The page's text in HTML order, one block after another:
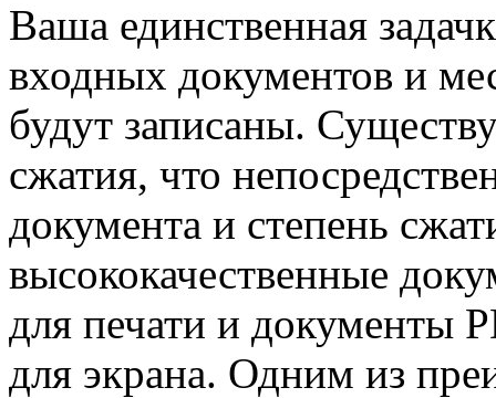
Ваша единственная
входных документов и
будут записаны.
сжатия, что
документа и степень
высококачественные
для печати и документы
для экрана. Одним из